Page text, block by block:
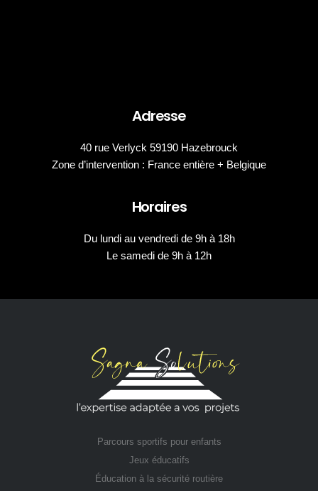
Adresse
40 rue Verlyck 59190 Hazebrouck
Zone d’intervention : France entière + Belgique
Horaires
Du lundi au vendredi de 9h à 18h
Le samedi de 9h à 12h
Parcours sportifs pour enfants
Jeux éducatifs
Éducation à la sécurité routière